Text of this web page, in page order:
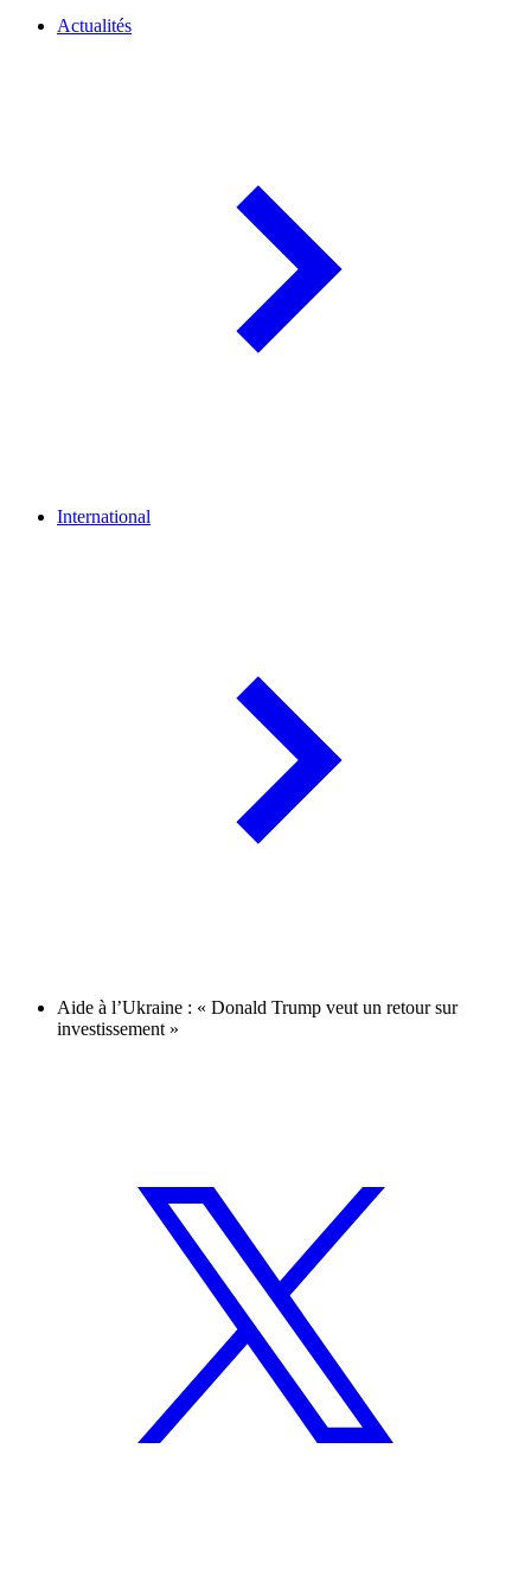
Actualités
International
Aide à l’Ukraine : « Donald Trump veut un retour sur
investissement »